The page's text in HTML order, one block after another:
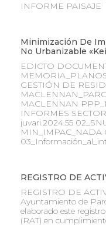
INFORME PAISAJE
Minimización De
No Urbanizable
EDICTO
GESTIÓN DE
MACLENNAN
INFORMES
juvari.2024.55
MIN_IMPAC_NADA
REGISTRO DE
REGISTRO DE
Ayuntamiento de
elaborado este
(RAT) en